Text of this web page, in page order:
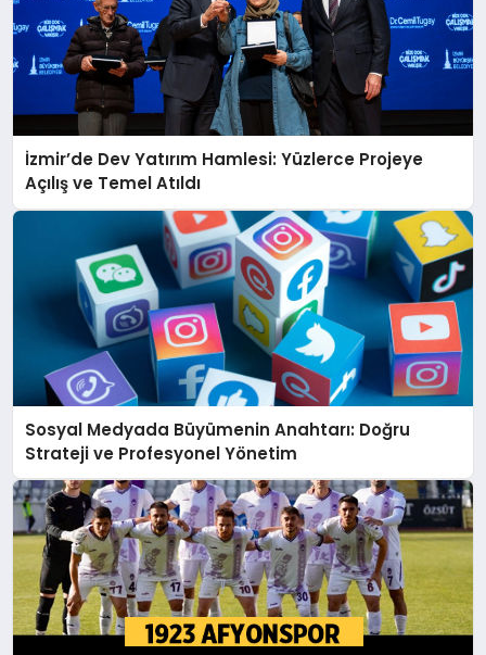
İzmir’de Dev Yatırım Hamlesi: Yüzlerce Projeye
Açılış ve Temel Atıldı
Sosyal Medyada Büyümenin Anahtarı: Doğru
Strateji ve Profesyonel Yönetim